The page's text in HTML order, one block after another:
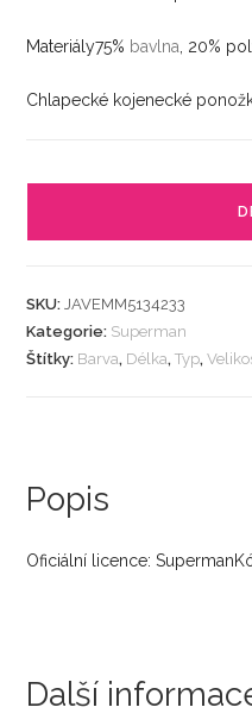
Materiály75% bavlna , 20%
Chlapecké kojenecké
SKU:JAVEMM5134233
Kategorie: Superman
Štítky: Barva, Délka,Typ,
Popis
Oficiální licence:
Další